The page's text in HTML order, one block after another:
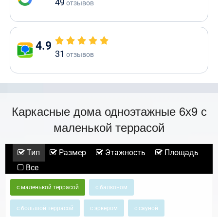
49 отзывов
4.9
31 отзывов
Каркасные дома одноэтажные 6х9 с
маленькой террасой
Тип Размер Этажность
Площадь
Все
с маленькой террасой с балконом
с большой террасой с эркером с сауной